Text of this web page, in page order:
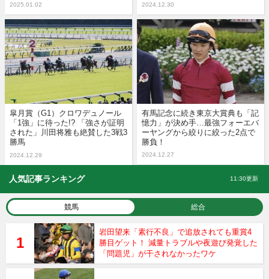
2025.01.02 2024.12.30
皐月賞（G1）クロワデュノール
「1強」に待った!? 「強さが証明
された」川田将雅も絶賛した3戦3
勝馬
2024.12.29
有馬記念に続き東京大賞典も「記
憶力」が決め手…最強フォーエバ
ーヤングから絞りに絞った2点で
勝負！
2024.12.27
人気記事ランキング 11:30更新
競馬 総合
岩田望来「素行不良」で追放されても重賞4
勝目ゲット！ 減量トラブルや夜遊び発覚した
「問題児」が干されなかったワケ